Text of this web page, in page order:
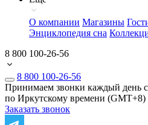
О компании Магазины
Энциклопедия сна
8 800 100-26-56
8 800 100-26-56
Принимаем звонки каждый день
по Иркутскому времени (GMT+8)
Заказать звонок